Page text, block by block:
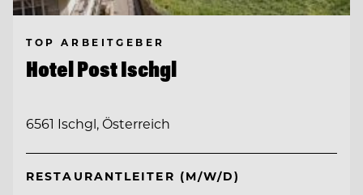
TOP ARBEITGEBER
Hotel Post Ischgl
6561 Ischgl, Österreich
RESTAURANTLEITER (M/W/D)